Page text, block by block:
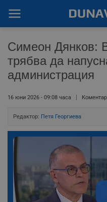
Симеон Дянков:
трябва да
администрация
16 юни 2026 - 09:08 часа
Редактор: Петя Георгиева